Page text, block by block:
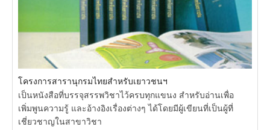
โครงการสารานุกรมไทยสำหรับเยาวชนฯ
เป็นหนังสือที่บรรจุสรรพวิชาไว้ครบทุกแขนง สำหรับอ่านเพื่อ
เพิ่มพูนความรู้ และอ้างอิงเรื่องต่างๆ ได้โดยมีผู้เขียนที่เป็นผู้ที่
เชี่ยวชาญในสาขาวิชา